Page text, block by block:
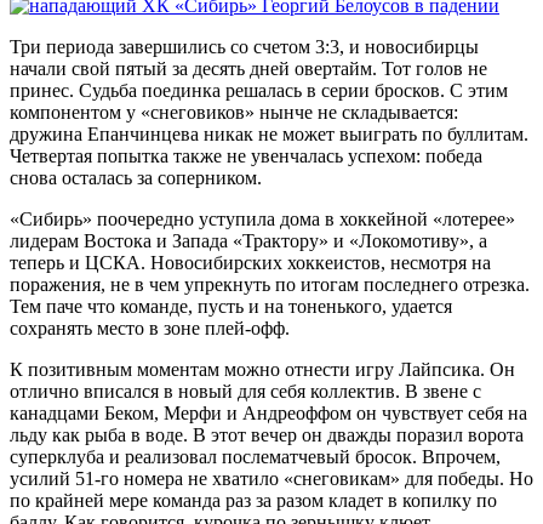
Три периода завершились со счетом 3:3, и новосибирцы
начали свой пятый за десять дней овертайм. Тот голов не
принес. Судьба поединка решалась в серии бросков. С этим
компонентом у «снеговиков» нынче не складывается:
дружина Епанчинцева никак не может выиграть по буллитам.
Четвертая попытка также не увенчалась успехом: победа
снова осталась за соперником.
«Сибирь» поочередно уступила дома в хоккейной «лотерее»
лидерам Востока и Запада «Трактору» и «Локомотиву», а
теперь и ЦСКА. Новосибирских хоккеистов, несмотря на
поражения, не в чем упрекнуть по итогам последнего отрезка.
Тем паче что команде, пусть и на тоненького, удается
сохранять место в зоне плей-офф.
К позитивным моментам можно отнести игру Лайпсика. Он
отлично вписался в новый для себя коллектив. В звене с
канадцами Беком, Мерфи и Андреоффом он чувствует себя на
льду как рыба в воде. В этот вечер он дважды поразил ворота
суперклуба и реализовал послематчевый бросок. Впрочем,
усилий 51-го номера не хватило «снеговикам» для победы. Но
по крайней мере команда раз за разом кладет в копилку по